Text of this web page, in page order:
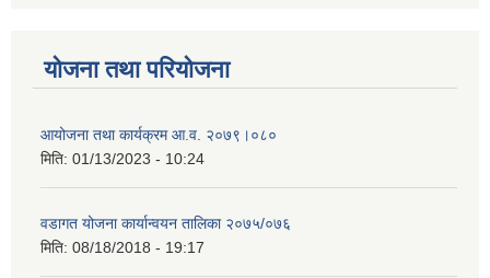
योजना तथा परियोजना
आयोजना तथा कार्यक्रम आ.व. २०७९।०८०
मिति: 01/13/2023 - 10:24
वडागत योजना कार्यान्वयन तालिका २०७५/०७६
मिति: 08/18/2018 - 19:17